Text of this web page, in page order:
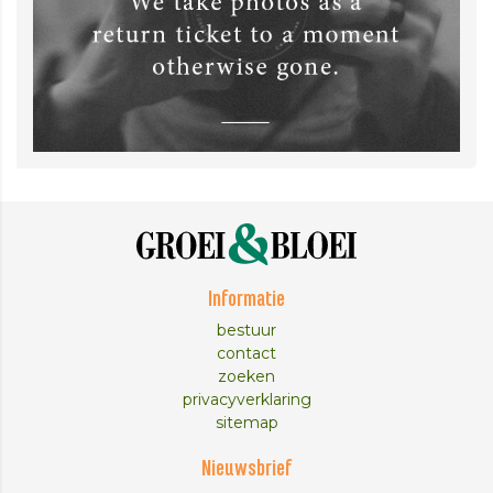
Informatie
bestuur
contact
zoeken
privacyverklaring
sitemap
Nieuwsbrief